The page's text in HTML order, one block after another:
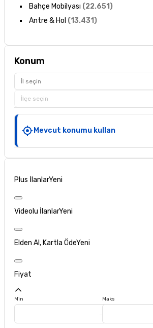
Bahçe Mobilyası (22.651)
Antre & Hol (13.431)
Konum
İl seçin
İlçe seçin
Mevcut konumu kullan
Plus İlanlarYeni
Videolu İlanlarYeni
Elden Al, Kartla ÖdeYeni
Fiyat
Min Maks